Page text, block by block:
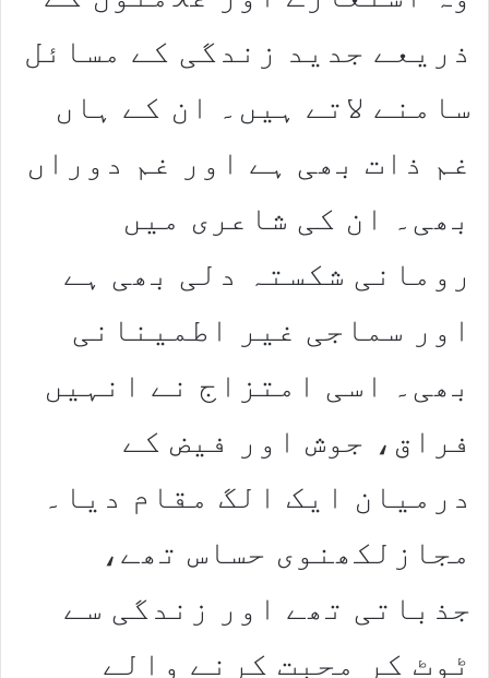
ذریعے جدید زندگی کے مسائل
سامنے لاتے ہیں۔ ان کے ہاں
غم ذات بھی ہے اور غم دوراں
بھی۔ ان کی شاعری میں
رومانی شکستہ دلی بھی ہے
اور سماجی غیر اطمینانی
بھی۔ اسی امتزاج نے انہیں
فراق، جوش اور فیض کے
درمیان ایک الگ مقام دیا۔
مجازلکھنوی حساس تھے،
جذباتی تھے اور زندگی سے
ٹوٹ کر محبت کرنے والے